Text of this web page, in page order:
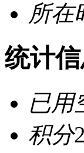
所在
统计
已用
积分